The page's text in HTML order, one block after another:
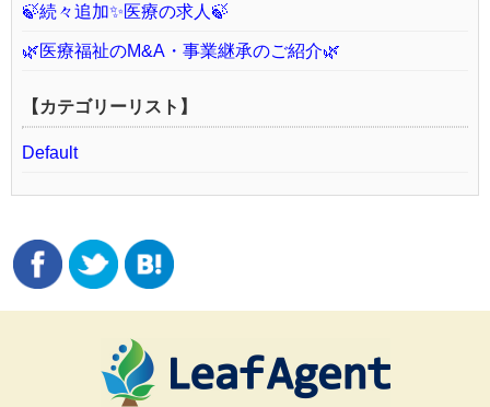
🍃続々追加✨医療の求人🍃
🌿医療福祉のM&A・事業継承のご紹介🌿
【カテゴリーリスト】
Default